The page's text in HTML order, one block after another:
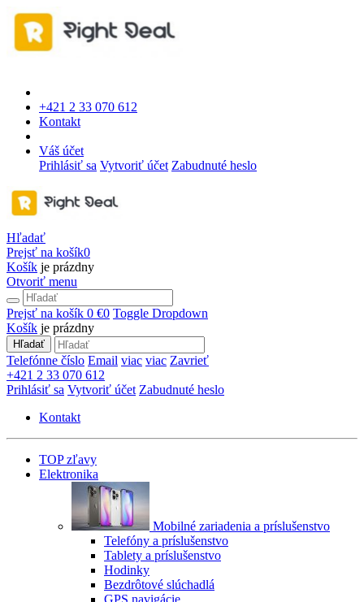
+421 2 33 070 612
Kontakt
Váš účet
Prihlásiť sa Vytvoriť účet Zabudnuté heslo
Hľadať
Prejsť na košík0
Košík je prázdny
Otvoriť menu
Prejsť na košík 0 €0 Toggle Dropdown
Košík je prázdny
Hľadať
Telefónne číslo Email viac viac Zavrieť
+421 2 33 070 612
Prihlásiť sa Vytvoriť účet Zabudnuté heslo
Kontakt
TOP zľavy
Elektronika
Mobilné zariadenia a príslušenstvo
Telefóny a príslušenstvo
Tablety a príslušenstvo
Hodinky
Bezdrôtové slúchadlá
GPS navigácie